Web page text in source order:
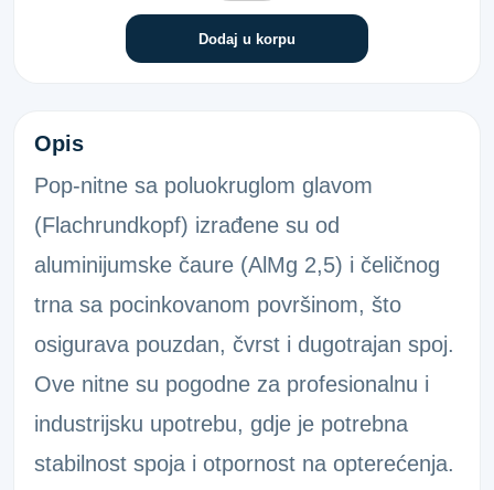
Dodaj u korpu
SLI.ZAKOVICA AL/ČEL. 5X25
Opis
Pop-nitne sa poluokruglom glavom
(Flachrundkopf) izrađene su od
aluminijumske čaure (AlMg 2,5) i čeličnog
trna sa pocinkovanom površinom, što
osigurava pouzdan, čvrst i dugotrajan spoj.
Ove nitne su pogodne za profesionalnu i
industrijsku upotrebu, gdje je potrebna
stabilnost spoja i otpornost na opterećenja.